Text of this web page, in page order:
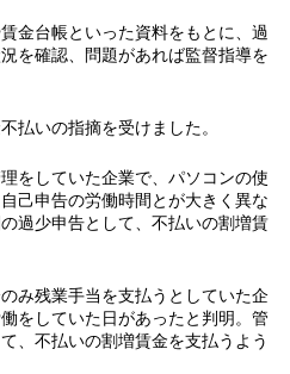
金台帳といった資料をもとに、過
を確認、問題があれば監督指導を
払いの指摘を受けました。
をしていた企業で、パソコンの使
己申告の労働時間とが大きく異な
過少申告として、不払いの割増賃
み残業手当を支払うとしていた企
をしていた日があったと判明。管
、不払いの割増賃金を支払うよう